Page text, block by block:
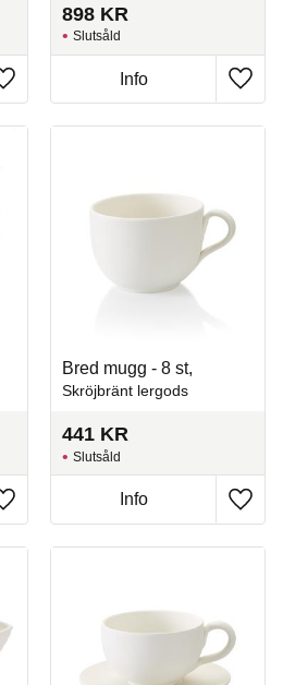
Lägg till i favoriter
898 KR
Lägg
Slutsåld
Info
Lägg till i favoriter
Bred mugg - 8 st,
Skröjbränt lergods
441 KR
Lägg
Slutsåld
Info